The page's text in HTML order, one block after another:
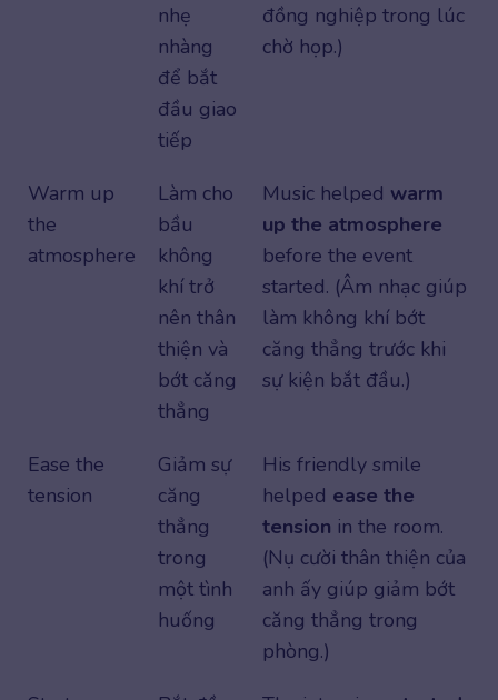
nhẹ
nhàng
để bắt
đầu giao
tiếp
đồng nghiệp trong lúc
chờ họp.)
Warm up
the
atmosphere
Làm cho
bầu
không
khí trở
nên thân
thiện và
bớt căng
thẳng
Music helped warm
up the atmosphere
before the event
started. (Âm nhạc giúp
làm không khí bớt
căng thẳng trước khi
sự kiện bắt đầu.)
Ease the
tension
Giảm sự
căng
thẳng
trong
một tình
huống
His friendly smile
helped ease the
tension in the room.
(Nụ cười thân thiện của
anh ấy giúp giảm bớt
căng thẳng trong
phòng.)